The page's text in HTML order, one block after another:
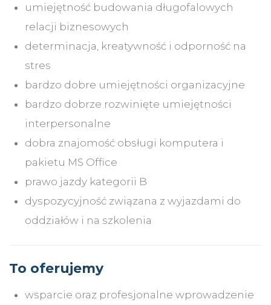
umiejętność budowania długofalowych
relacji biznesowych
determinacja, kreatywność i odporność na
stres
bardzo dobre umiejętności organizacyjne
bardzo dobrze rozwinięte umiejętności
interpersonalne
dobra znajomość obsługi komputera i
pakietu MS Office
prawo jazdy kategorii B
dyspozycyjność związana z wyjazdami do
oddziałów i na szkolenia
To oferujemy
wsparcie oraz profesjonalne wprowadzenie